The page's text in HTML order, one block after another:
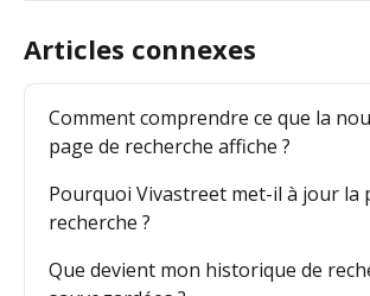
Articles connexes
Comment comprendre ce que la
page de recherche affiche ?
Pourquoi Vivastreet met-il à jour la
recherche ?
Que devient mon historique de